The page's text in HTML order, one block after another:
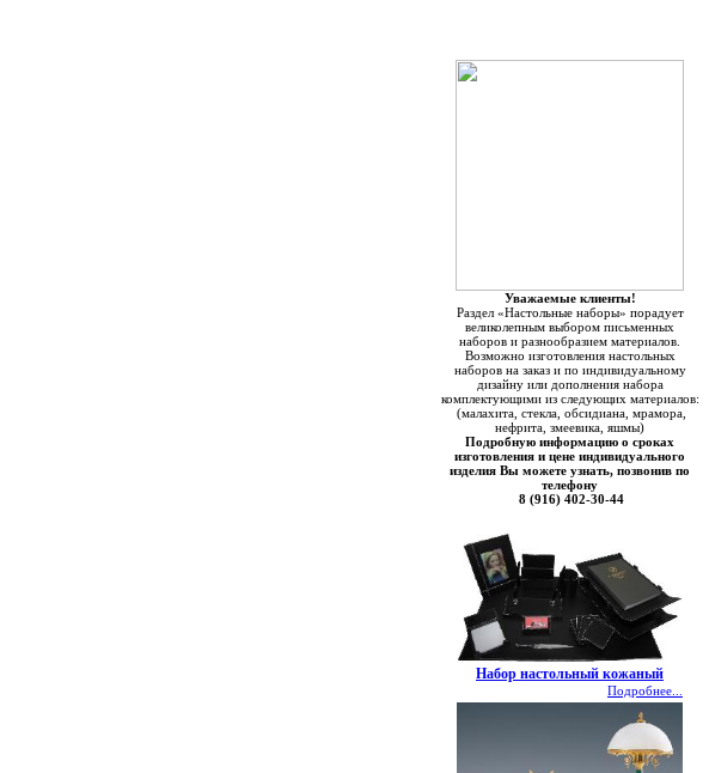
Уважаемые клиенты!
Раздел «Настольные наборы» порадует
великолепным выбором письменных
наборов и разнообразием материалов.
Возможно изготовления настольных
наборов на заказ и по индивидуальному
дизайну или дополнения набора
комплектующими из следующих материалов:
(малахита, стекла, обсидиана, мрамора,
нефрита, змеевика, яшмы)
Подробную информацию о сроках
изготовления и цене индивидуального
изделия Вы можете узнать, позвонив по
телефону
8 (916) 402-30-44
Набор настольный кожаный
Подробнее...